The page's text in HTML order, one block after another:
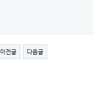
이전글 다음글